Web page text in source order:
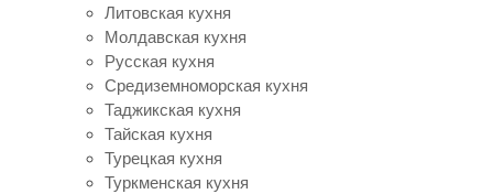
Литовская кухня
Молдавская кухня
Русская кухня
Средиземноморская кухня
Таджикская кухня
Тайская кухня
Турецкая кухня
Туркменская кухня